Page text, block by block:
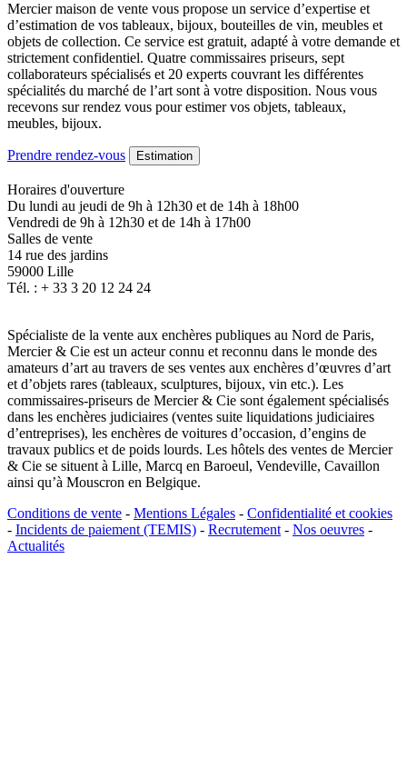
Mercier maison de vente vous propose un service d’expertise et
d’estimation de vos tableaux, bijoux, bouteilles de vin, meubles et
objets de collection. Ce service est gratuit, adapté à votre demande et
strictement confidentiel. Quatre commissaires priseurs, sept
collaborateurs spécialisés et 20 experts couvrant les différentes
spécialités du marché de l’art sont à votre disposition. Nous vous
recevons sur rendez vous pour estimer vos objets, tableaux,
meubles, bijoux.
Prendre rendez-vous Estimation
Horaires d'ouverture
Du lundi au jeudi de 9h à 12h30 et de 14h à 18h00
Vendredi de 9h à 12h30 et de 14h à 17h00
Salles de vente
14 rue des jardins
59000 Lille
Tél. : + 33 3 20 12 24 24
Spécialiste de la vente aux enchères publiques au Nord de Paris,
Mercier & Cie est un acteur connu et reconnu dans le monde des
amateurs d’art au travers de ses ventes aux enchères d’œuvres d’art
et d’objets rares (tableaux, sculptures, bijoux, vin etc.). Les
commissaires-priseurs de Mercier & Cie sont également spécialisés
dans les enchères judiciaires (ventes suite liquidations judiciaires
d’entreprises), les enchères de voitures d’occasion, d’engins de
travaux publics et de poids lourds. Les hôtels des ventes de Mercier
& Cie se situent à Lille, Marcq en Baroeul, Vendeville, Cavaillon
ainsi qu’à Mouscron en Belgique.
Conditions de vente - Mentions Légales - Confidentialité et cookies
- Incidents de paiement (TEMIS) - Recrutement- Nos oeuvres -
Actualités